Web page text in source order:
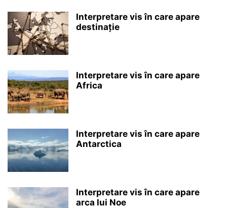
Interpretare vis în care apare
destinație
Interpretare vis în care apare
Africa
Interpretare vis în care apare
Antarctica
Interpretare vis în care apare
arca lui Noe